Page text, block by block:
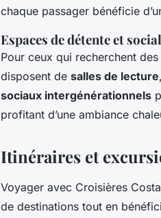
chaque passager bénéficie
Espaces de détente et
Pour ceux qui recherchent
disposent de salles de lecture
sociaux intergénérationnels
profitant d’une ambiance
Itinéraires et
Voyager avec Croisières Costa
de destinations tout en